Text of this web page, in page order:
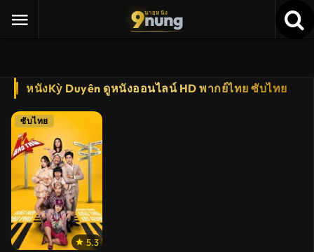
9นายหนัง
nung
หนังKỳ Duyên ดูหนังออนไลน์ HD พากย์ไทย ซับไทย
5.3
ซับไทย